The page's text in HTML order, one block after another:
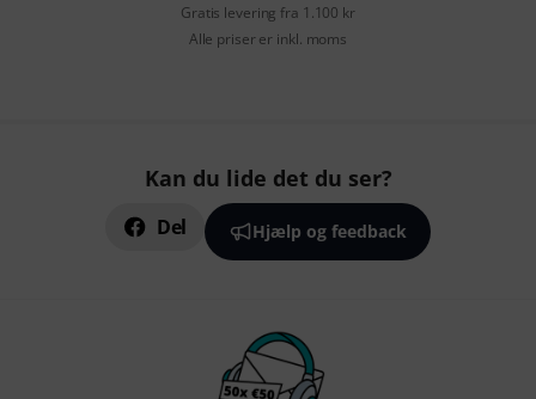
Gratis levering fra 1.100 kr
Alle priser er inkl. moms
Kan du lide det du ser?
Del Hjælp og feedback